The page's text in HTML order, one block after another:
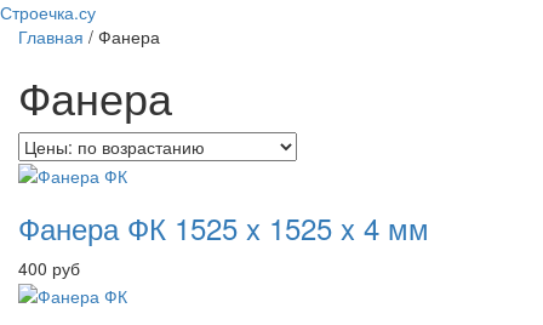
Строечка.су
Главная / Фанера
Фанера
Фанера ФК 1525 x 1525 x 4 мм
400 руб